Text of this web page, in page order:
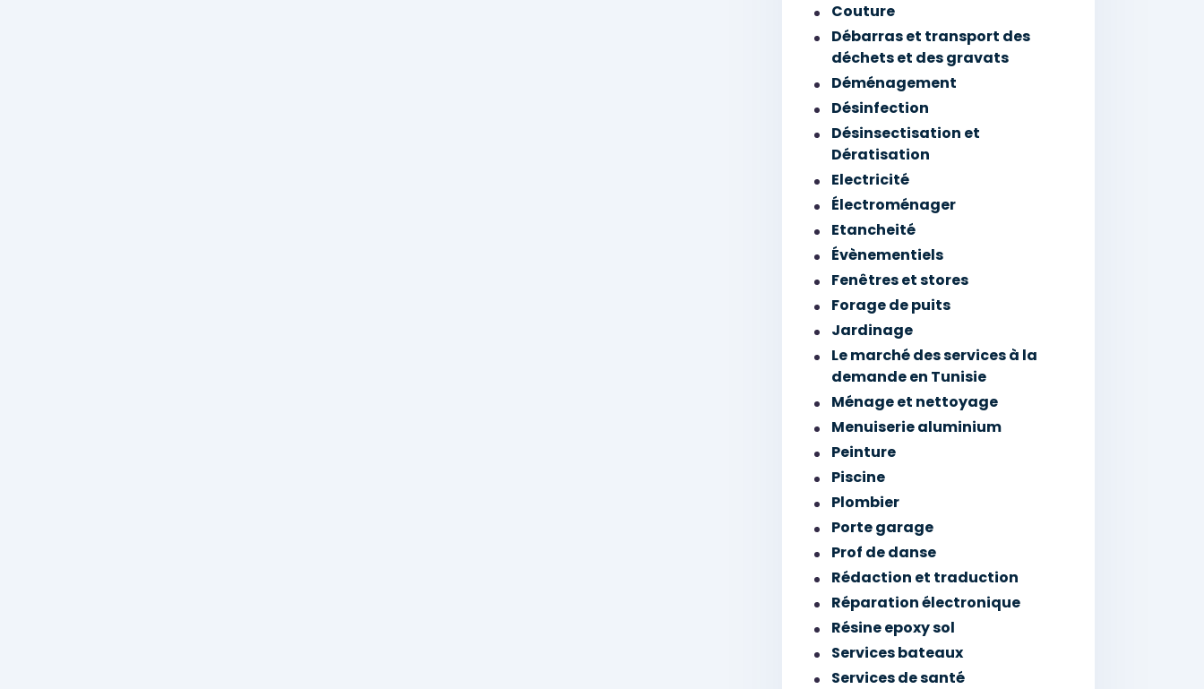
Couture
Débarras et transport des
déchets et des gravats
Déménagement
Désinfection
Désinsectisation et
Dératisation
Electricité
Électroménager
Etancheité
Évènementiels
Fenêtres et stores
Forage de puits
Jardinage
Le marché des services à la
demande en Tunisie
Ménage et nettoyage
Menuiserie aluminium
Peinture
Piscine
Plombier
Porte garage
Prof de danse
Rédaction et traduction
Réparation électronique
Résine epoxy sol
Services bateaux
Services de santé